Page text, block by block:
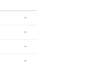
-
-
-
-